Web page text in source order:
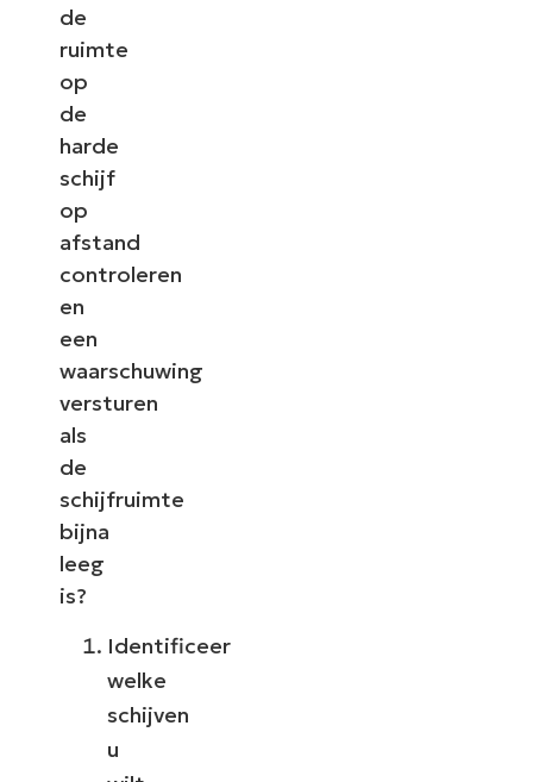
de
ruimte
op
de
harde
schijf
op
afstand
controleren
en
een
waarschuwing
versturen
als
de
schijfruimte
bijna
leeg
is?
Identificeer
welke
schijven
u